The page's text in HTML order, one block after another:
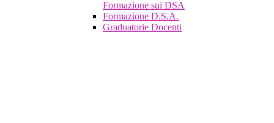
Formazione sui DSA
Formazione D.S.A.
Graduatorie Docenti